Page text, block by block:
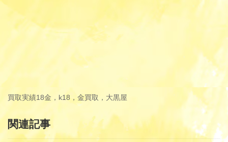
買取実績18金，k18，金買取，大黒屋
関連記事